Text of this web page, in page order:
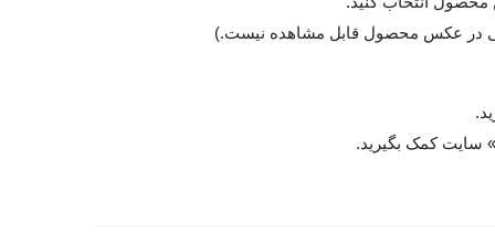
در عکس محصول قابل مشاهده نیست.)
سایت کمک بگیرید.